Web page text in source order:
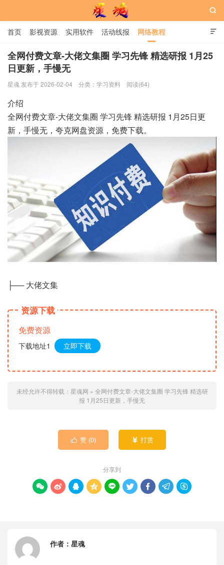
星魂网

首页 影视资源 实用软件 活动线报 网络教程
用户中心 书籍 娱乐

全网付费文章-大佬文集圈 学习先锋 精选研报 1月25
日更新，手慢无
星魂 发布于 2026-02-04 分类： 学习资料 阅读(64)
介绍
全网付费文章-大佬文集圈 学习先锋 精选研报 1月25日更
新，手慢无，夸克网盘资源，免费下载。
├── 大佬文集
资源下载
免费资源
下载地址1 立即下载
未经允许不得转载： 星魂网 » 全网付费文章-大佬文集圈 学习先锋 精选研
报 1月25日更新，手慢无
 赞 (0)  打赏
分享到
        
作者： 星魂